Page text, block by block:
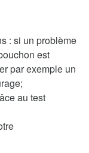
: si un problème
est
par exemple un
au test